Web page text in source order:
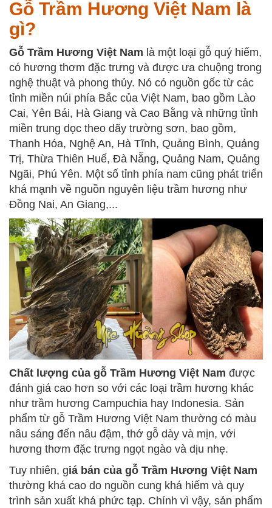
Gỗ Trầm Hương Việt Nam là
gì?
Gỗ Trầm Hương Việt Nam là một loại gỗ quý hiếm,
có hương thơm đặc trưng và được ưa chuộng trong
nghệ thuật và phong thủy. Nó có nguồn gốc từ các
tỉnh miền núi phía Bắc của Việt Nam, bao gồm Lào
Cai, Yên Bái, Hà Giang và Cao Bằng và những tỉnh
miền trung dọc theo dãy trường sơn, bao gồm,
Thanh Hóa, Nghệ An, Hà Tĩnh, Quảng Bình, Quảng
Trị, Thừa Thiên Huế, Đà Nẵng, Quảng Nam, Quảng
Ngãi, Phú Yên. Một số tỉnh phía nam cũng phát triển
khá mạnh về nguồn nguyên liệu trầm hương như
Đồng Nai, An Giang,...
Chất lượng của gỗ Trầm Hương Việt Nam được
đánh giá cao hơn so với các loại trầm hương khác
như trầm hương Campuchia hay Indonesia. Sản
phẩm từ gỗ Trầm Hương Việt Nam thường có màu
nâu sáng đến nâu đậm, thớ gỗ dày và mịn, với
hương thơm đặc trưng ngọt ngào và dịu nhẹ.
Tuy nhiên, giá bán của gỗ Trầm Hương Việt Nam
thường khá cao do nguồn cung khá hiếm và quy
trình sản xuất khá phức tạp. Chính vì vậy, sản phẩm